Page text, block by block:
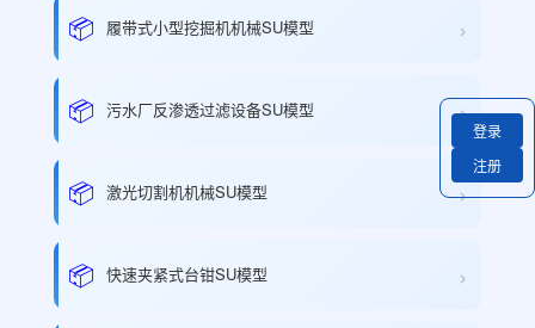
📦 履带式小型挖掘机机械SU模型 ›
📦 污水厂反渗透过滤设备SU模型 ›
📦 激光切割机机械SU模型 ›
📦 快速夹紧式台钳SU模型 ›
登录
注册